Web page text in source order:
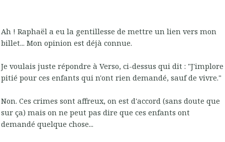
Ah ! Raphaël a eu la gentillesse de mettre un lien vers mon
billet... Mon opinion est déjà connue.
Je voulais juste répondre à Verso, ci-dessus qui dit : "J'implore
pitié pour ces enfants qui n'ont rien demandé, sauf de vivre."
Non. Ces crimes sont affreux, on est d'accord (sans doute que
sur ça) mais on ne peut pas dire que ces enfants ont
demandé quelque chose...